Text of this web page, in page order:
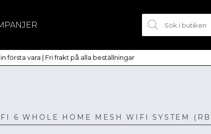
första vara | Fri frakt på alla beställningar
6 WHOLE HOME MESH WIFI SYSTEM